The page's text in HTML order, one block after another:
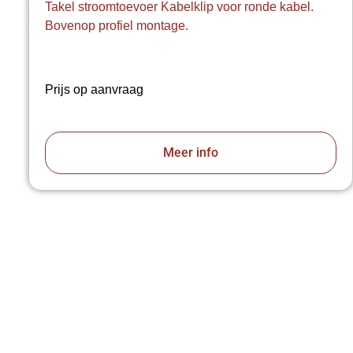
Takel stroomtoevoer Kabelklip voor ronde kabel.
Bovenop profiel montage.
Prijs op aanvraag
Meer info